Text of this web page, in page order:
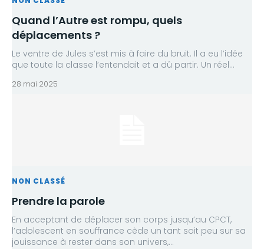
Quand l’Autre est rompu, quels
déplacements ?
Le ventre de Jules s’est mis à faire du bruit. Il a eu l’idée
que toute la classe l’entendait et a dû partir. Un réel...
28 mai 2025
NON CLASSÉ
Prendre la parole
En acceptant de déplacer son corps jusqu’au CPCT,
l’adolescent en souffrance cède un tant soit peu sur sa
jouissance à rester dans son univers,...